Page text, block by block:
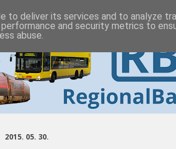
2015. 05. 30.
to deliver its services and to analyze
and security metrics to
abuse.